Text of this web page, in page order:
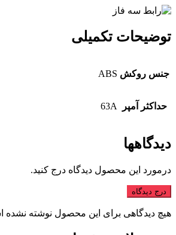
توضیحات تکمیلی
جنس روکش ABS
حداکثر آمپر 63A
دیدگاهها
درمورد این محصول دیدگاه درج کنید.
درج دیدگاه
هیچ دیدگاهی برای این محصول نوشته نشده